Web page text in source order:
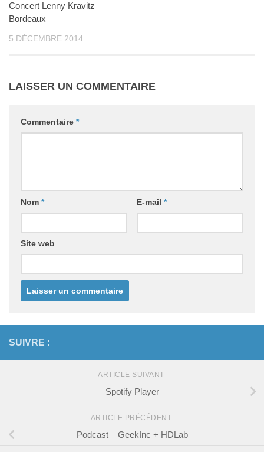
Concert Lenny Kravitz –
Bordeaux
5 DÉCEMBRE 2014
LAISSER UN COMMENTAIRE
Commentaire *
Nom * E-mail *
Site web
SUIVRE :
ARTICLE SUIVANT
Spotify Player
ARTICLE PRÉCÉDENT
Podcast – GeekInc + HDLab